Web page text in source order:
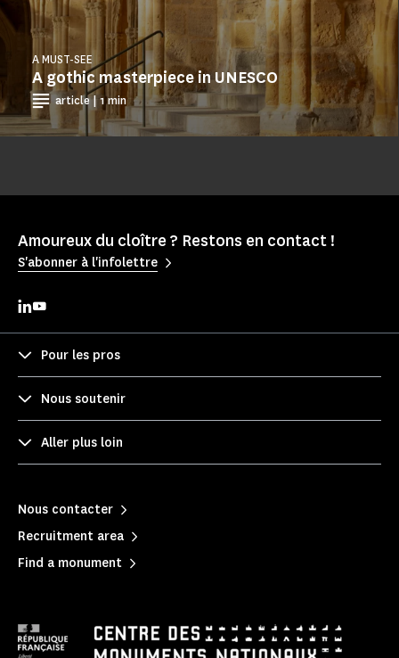
A gothic masterpiece in UNESCO
A MUST-SEE
article | 1 min
Amoureux du cloître ? Restons en contact !
S'abonner à l'infolettre
Pour les pros
Nous soutenir
Aller plus loin
Nous contacter
Recruitment area
Find a monument